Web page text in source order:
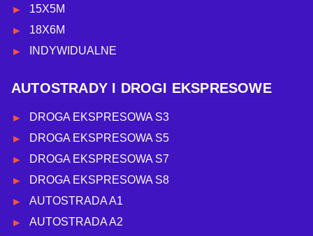
15X5M
18X6M
INDYWIDUALNE
AUTOSTRADY I DROGI EKSPRESOWE
DROGA EKSPRESOWA S3
DROGA EKSPRESOWA S5
DROGA EKSPRESOWA S7
DROGA EKSPRESOWA S8
AUTOSTRADA A1
AUTOSTRADA A2